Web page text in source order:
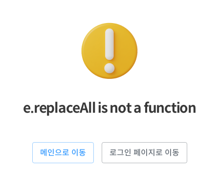
e.replaceAll is not a function
메인으로 이동 로그인 페이지로 이동